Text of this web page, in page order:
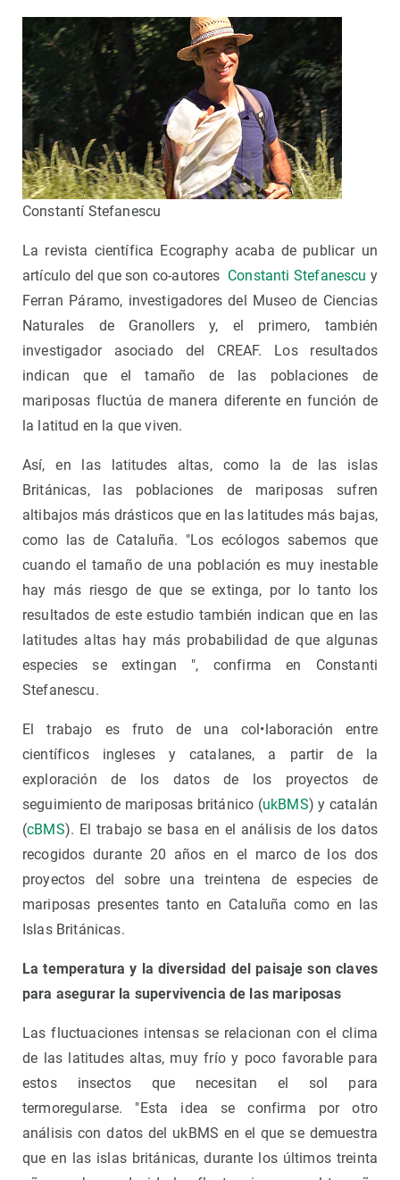
Constantí Stefanescu
La revista científica Ecography acaba de publicar un
artículo del que son co-autores Constanti Stefanescu y
Ferran Páramo, investigadores del Museo de Ciencias
Naturales de Granollers y, el primero, también
investigador asociado del CREAF. Los resultados
indican que el tamaño de las poblaciones de
mariposas fluctúa de manera diferente en función de
la latitud en la que viven.
Así, en las latitudes altas, como la de las islas
Británicas, las poblaciones de mariposas sufren
altibajos más drásticos que en las latitudes más bajas,
como las de Cataluña. "Los ecólogos sabemos que
cuando el tamaño de una población es muy inestable
hay más riesgo de que se extinga, por lo tanto los
resultados de este estudio también indican que en las
latitudes altas hay más probabilidad de que algunas
especies se extingan ", confirma en Constanti
Stefanescu.
El trabajo es fruto de una col•laboración entre
científicos ingleses y catalanes, a partir de la
exploración de los datos de los proyectos de
seguimiento de mariposas británico (ukBMS) y catalán
(cBMS). El trabajo se basa en el análisis de los datos
recogidos durante 20 años en el marco de los dos
proyectos del sobre una treintena de especies de
mariposas presentes tanto en Cataluña como en las
Islas Británicas.
La temperatura y la diversidad del paisaje son claves
para asegurar la supervivencia de las mariposas
Las fluctuaciones intensas se relacionan con el clima
de las latitudes altas, muy frío y poco favorable para
estos insectos que necesitan el sol para
termoregularse. "Esta idea se confirma por otro
análisis con datos del ukBMS en el que se demuestra
que en las islas británicas, durante los últimos treinta